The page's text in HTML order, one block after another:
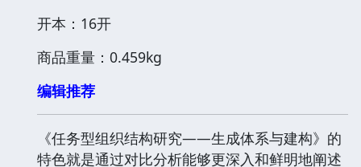
开本：16开
商品重量：0.459kg
编辑推荐
《任务型组织结构研究——生成体系与建构》的
特色就是通过对比分析能够更深入和鲜明地阐述